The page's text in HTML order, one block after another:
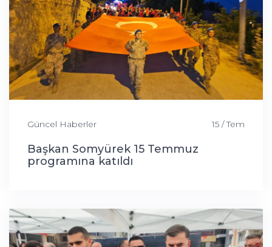
Güncel Haberler 15 / Tem
Başkan Somyürek 15 Temmuz
programına katıldı